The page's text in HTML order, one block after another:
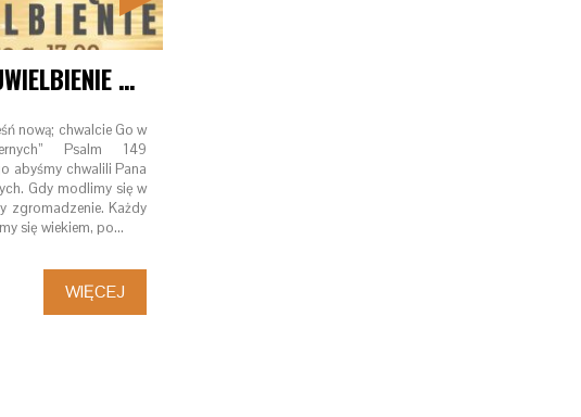
MSZA ŚW. I UWIELBIENIE PRZY NAJŚW. SAKRAMENCIE
nową; chwalcie Go w
Psalm 149
abyśmy chwalili Pana
Gdy modlimy się w
zgromadzenie. Każdy
się wiekiem, po…
WIĘCEJ